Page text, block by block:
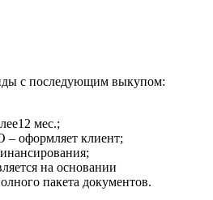
с последующим выкупом:
мес.;
оформляет клиент;
на основании
пакета документов.